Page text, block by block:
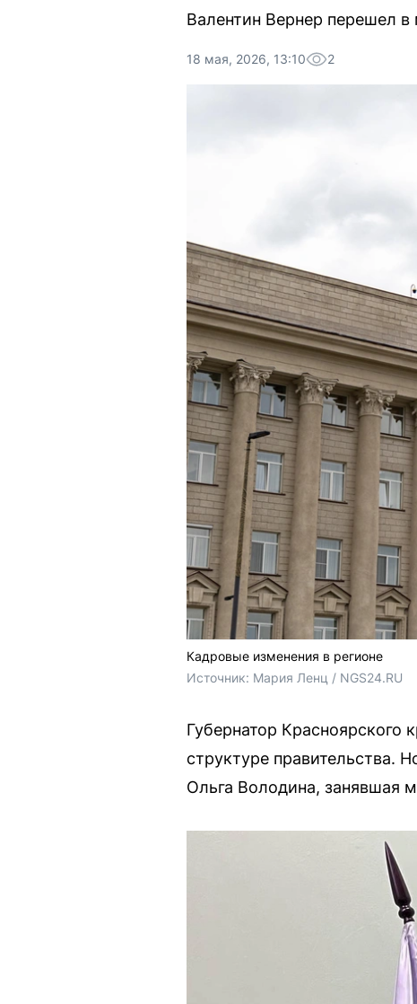
Валентин Вернер перешел
18 мая, 2026, 13:10 2
Кадровые изменения в регионе
Источник: Мария Ленц / NGS24.RU
Губернатор
структуре правительства.
Ольга Володина, занявшая